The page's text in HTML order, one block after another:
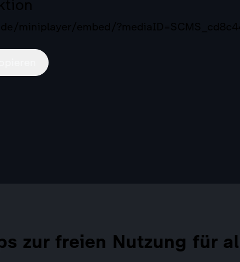
miniplayer/embed/
zur freien Nutzung für